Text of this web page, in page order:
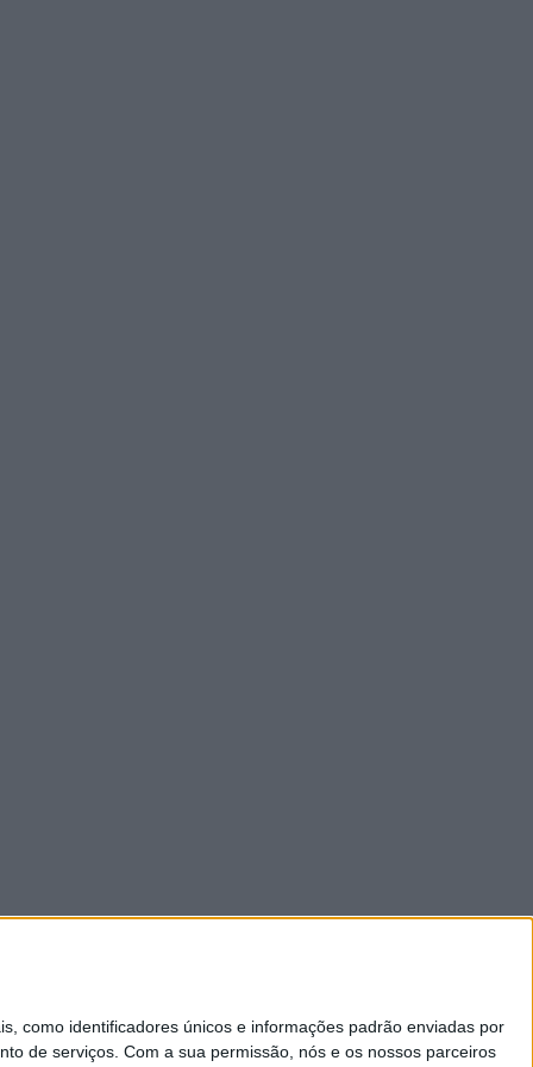
como identificadores únicos e informações padrão enviadas por
de serviços. Com a sua permissão, nós e os nossos parceiros